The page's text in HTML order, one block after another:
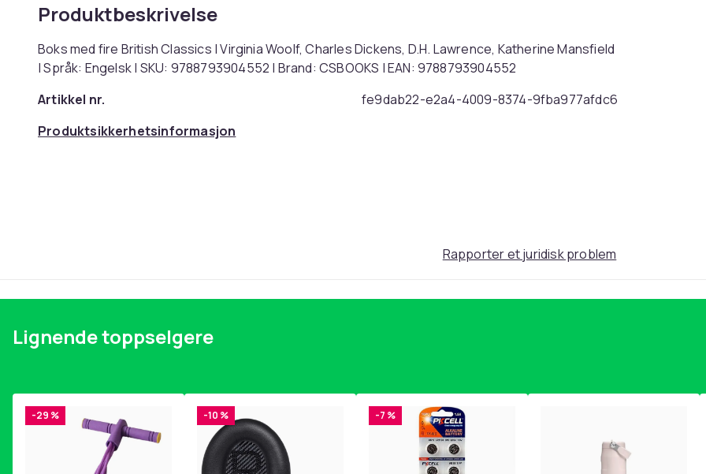
Produktbeskrivelse
Boks med fire British Classics | Virginia Woolf, Charles Dickens, D.H. Lawrence, Katherine Mansfield
| Språk: Engelsk | SKU: 9788793904552 | Brand: CSBOOKS | EAN: 9788793904552
Artikkel nr.
fe9dab22-e2a4-4009-8374-9fba977afdc6
Produktsikkerhetsinformasjon
Rapporter et juridisk problem
Lignende toppselgere
-29 % -10 % -7 %